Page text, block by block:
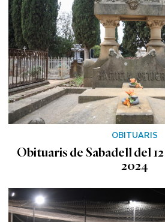
OBITUARIS
Obituaris de Sabadell del
2024